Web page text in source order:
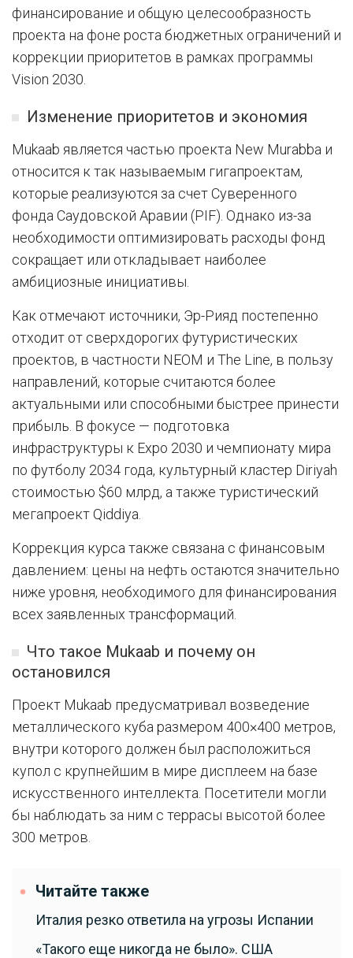
финансирование и общую целесообразность
проекта на фоне роста бюджетных ограничений и
коррекции приоритетов в рамках программы
Vision 2030.
Изменение приоритетов и экономия
Mukaab является частью проекта New Murabba и
относится к так называемым гигапроектам,
которые реализуются за счет Суверенного
фонда Саудовской Аравии (PIF). Однако из-за
необходимости оптимизировать расходы фонд
сокращает или откладывает наиболее
амбициозные инициативы.
Как отмечают источники, Эр-Рияд постепенно
отходит от сверхдорогих футуристических
проектов, в частности NEOM и The Line, в пользу
направлений, которые считаются более
актуальными или способными быстрее принести
прибыль. В фокусе — подготовка
инфраструктуры к Expo 2030 и чемпионату мира
по футболу 2034 года, культурный кластер Diriyah
стоимостью $60 млрд, а также туристический
мегапроект Qiddiya.
Коррекция курса также связана с финансовым
давлением: цены на нефть остаются значительно
ниже уровня, необходимого для финансирования
всех заявленных трансформаций.
Что такое Mukaab и почему он
остановился
Проект Mukaab предусматривал возведение
металлического куба размером 400×400 метров,
внутри которого должен был расположиться
купол с крупнейшим в мире дисплеем на базе
искусственного интеллекта. Посетители могли
бы наблюдать за ним с террасы высотой более
300 метров.
Читайте также
Италия резко ответила на угрозы Испании
«Такого еще никогда не было». США